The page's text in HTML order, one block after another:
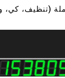
(تنظيف، كي،